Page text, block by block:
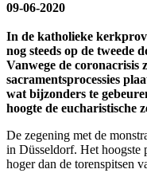
09-06-2020
In de katholieke
nog steeds op de tweede
Vanwege de coronacrisis
sacramentsprocessies
wat bijzonders te
hoogte de eucharistische
De zegening met de
in Düsseldorf. Het hoogste
hoger dan de torenspitsen